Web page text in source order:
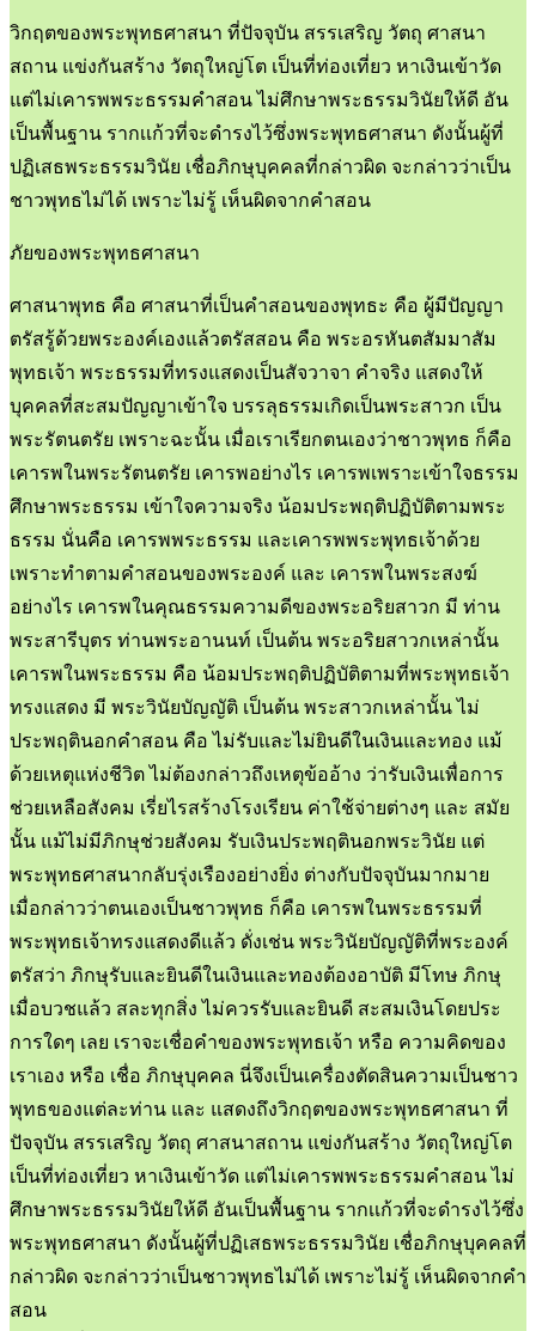
วิกฤตของพระพุทธศาสนา ที่ปัจจุบัน สรรเสริญ วัตถุ ศาสนา
สถาน แข่งกันสร้าง วัตถุใหญ่โต เป็นที่ท่องเที่ยว หาเงินเข้าวัด
แต่ไม่เคารพพระธรรมคำสอน ไม่ศึกษาพระธรรมวินัยให้ดี อัน
เป็นพื้นฐาน รากเเก้วที่จะดำรงไว้ซึ่งพระพุทธศาสนา ดังนั้นผู้ที่
ปฏิเสธพระธรรมวินัย เชื่อภิกษุบุคคลที่กล่าวผิด จะกล่าวว่าเป็น
ชาวพุทธไม่ได้ เพราะไม่รู้ เห็นผิดจากคำสอน
ภัยของพระพุทธศาสนา
ศาสนาพุทธ คือ ศาสนาที่เป็นคำสอนของพุทธะ คือ ผู้มีปัญญา
ตรัสรู้ด้วยพระองค์เองแล้วตรัสสอน คือ พระอรหันตสัมมาสัม
พุทธเจ้า พระธรรมที่ทรงแสดงเป็นสัจวาจา คำจริง แสดงให้
บุคคลที่สะสมปัญญาเข้าใจ บรรลุธรรมเกิดเป็นพระสาวก เป็น
พระรัตนตรัย เพราะฉะนั้น เมื่อเราเรียกตนเองว่าชาวพุทธ ก็คือ
เคารพในพระรัตนตรัย เคารพอย่างไร เคารพเพราะเข้าใจธรรม
ศึกษาพระธรรม เข้าใจความจริง น้อมประพฤติปฏิบัติตามพระ
ธรรม นั่นคือ เคารพพระธรรม และเคารพพระพุทธเจ้าด้วย
เพราะทำตามคำสอนของพระองค์ และ เคารพในพระสงฆ์
อย่างไร เคารพในคุณธรรมความดีของพระอริยสาวก มี ท่าน
พระสารีบุตร ท่านพระอานนท์ เป็นต้น พระอริยสาวกเหล่านั้น
เคารพในพระธรรม คือ น้อมประพฤติปฏิบัติตามที่พระพุทธเจ้า
ทรงแสดง มี พระวินัยบัญญัติ เป็นต้น พระสาวกเหล่านั้น ไม่
ประพฤตินอกคำสอน คือ ไม่รับและไม่ยินดีในเงินและทอง แม้
ด้วยเหตุแห่งชีวิต ไม่ต้องกล่าวถึงเหตุข้ออ้าง ว่ารับเงินเพื่อการ
ช่วยเหลือสังคม เรี่ยไรสร้างโรงเรียน ค่าใช้จ่ายต่างๆ และ สมัย
นั้น แม้ไม่มีภิกษุช่วยสังคม รับเงินประพฤตินอกพระวินัย แต่
พระพุทธศาสนากลับรุ่งเรืองอย่างยิ่ง ต่างกับปัจจุบันมากมาย
เมื่อกล่าวว่าตนเองเป็นชาวพุทธ ก็คือ เคารพในพระธรรมที่
พระพุทธเจ้าทรงแสดงดีแล้ว ดั่งเช่น พระวินัยบัญญัติที่พระองค์
ตรัสว่า ภิกษุรับและยินดีในเงินและทองต้องอาบัติ มีโทษ ภิกษุ
เมื่อบวชแล้ว สละทุกสิ่ง ไม่ควรรับและยินดี สะสมเงินโดยประ
การใดๆ เลย เราจะเชื่อคำของพระพุทธเจ้า หรือ ความคิดของ
เราเอง หรือ เชื่อ ภิกษุบุคคล นี่จึงเป็นเครื่องตัดสินความเป็นชาว
พุทธของแต่ละท่าน และ แสดงถึงวิกฤตของพระพุทธศาสนา ที่
ปัจจุบัน สรรเสริญ วัตถุ ศาสนาสถาน แข่งกันสร้าง วัตถุใหญ่โต
เป็นที่ท่องเที่ยว หาเงินเข้าวัด แต่ไม่เคารพพระธรรมคำสอน ไม่
ศึกษาพระธรรมวินัยให้ดี อันเป็นพื้นฐาน รากเเก้วที่จะดำรงไว้ซึ่ง
พระพุทธศาสนา ดังนั้นผู้ที่ปฏิเสธพระธรรมวินัย เชื่อภิกษุบุคคลที่
กล่าวผิด จะกล่าวว่าเป็นชาวพุทธไม่ได้ เพราะไม่รู้ เห็นผิดจากคำ
สอน